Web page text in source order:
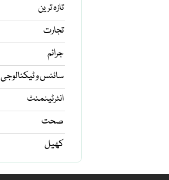
تازہ ترین
تجارت
جرائم
سائنس و ٹیکنالوجی
انٹرٹینمنٹ
صحت
کھیل